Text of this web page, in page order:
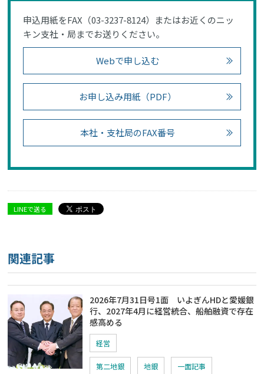
申込用紙をFAX（03-3237-8124）またはお近くのニッ
キン支社・局までお送りください。
Webで申し込む
お申し込み用紙（PDF）
本社・支社局のFAX番号
LINEで送る
関連記事
2026年7月31日号1面 いよぎんHDと愛媛銀
行、2027年4月に経営統合、船舶融資で存在
感高める
経営
第二地銀 地銀 一面記事